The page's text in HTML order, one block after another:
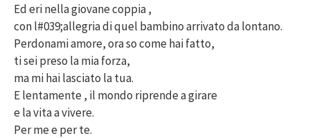
Ed eri nella giovane coppia ,
con l#039;allegria di quel bambino arrivato da lontano.
Perdonami amore, ora so come hai fatto,
ti sei preso la mia forza,
ma mi hai lasciato la tua.
E lentamente , il mondo riprende a girare
e la vita a vivere.
Per me e per te.